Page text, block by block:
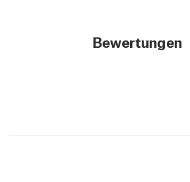
Bewertungen